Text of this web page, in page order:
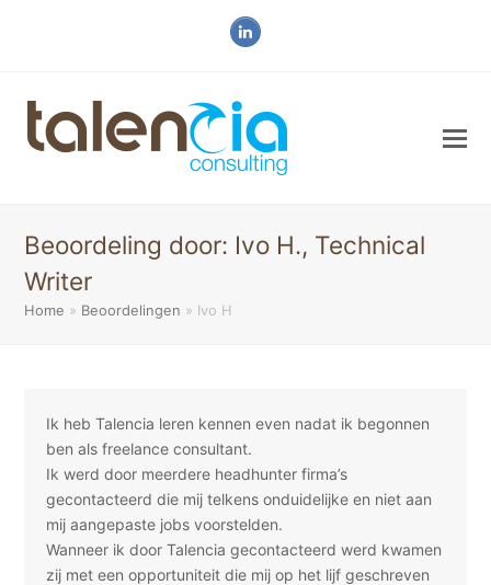
LinkedIn
Beoordeling door: Ivo H., Technical
Writer
Home » Beoordelingen » Ivo H
Ik heb Talencia leren kennen even nadat ik begonnen
ben als freelance consultant.
Ik werd door meerdere headhunter firma’s
gecontacteerd die mij telkens onduidelijke en niet aan
mij aangepaste jobs voorstelden.
Wanneer ik door Talencia gecontacteerd werd kwamen
zij met een opportuniteit die mij op het lijf geschreven